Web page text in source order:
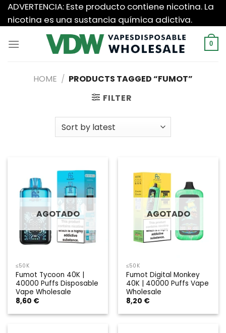
Saltar
ADVERTENCIA: Este producto contiene nicotina. La
nicotina es una sustancia química adictiva.
0
HOME / PRODUCTS TAGGED “FUMOT”
FILTER
AGOTADO
≤50K
Fumot Tycoon 40K |
40000 Puffs Disposable
Vape Wholesale
8,60 €
AGOTADO
≤50K
Fumot Digital Monkey
40K | 40000 Puffs Vape
Wholesale
8,20 €